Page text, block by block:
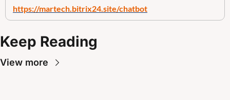
https://martech.bitrix24.site/chatbot
Keep Reading
View more